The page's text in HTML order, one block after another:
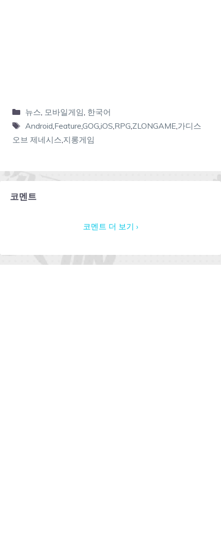
뉴스, 모바일게임, 한국어
Android,Feature,GOG,iOS,RPG,ZLONGAME,가디스
오브 제네시스,지롱게임
코멘트
코멘트 더 보기 ›